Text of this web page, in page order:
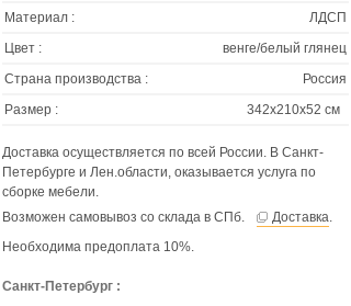
Материал :
ЛДСП
Цвет :
венге/белый глянец
Страна производства :
Россия
Размер :
342х210х52 см
Доставка осуществляется по всей России. В Санкт-
Петербурге и Лен.области, оказывается услуга по
сборке мебели.
Возможен самовывоз со склада в СПб.
Доставка.
Необходима предоплата 10%.
Санкт-Петербург :